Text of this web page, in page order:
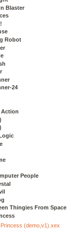
Blaster
Robot
24
Action
People
Thingies From Space
Princess (demo,v1).xex